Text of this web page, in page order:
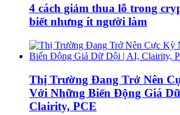
4 cách giảm thua lỗ trong
biết nhưng ít người làm
Thị Trường Đang Trở Nên
Với Những Biến Động Giá
Clairity, PCE